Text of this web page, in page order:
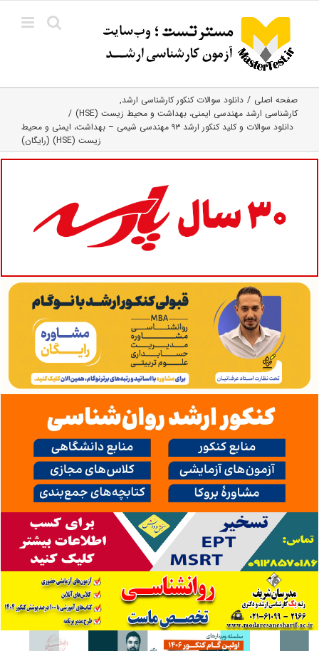
content
صفحه اصلی
دانلود سوالات کنکور کارشناسی ارشد
کارشناسی ارشد مهندسی ایمنی، بهداشت و محیط زیست (HSE)
دانلود سوالات و کلید کنکور ارشد ۹۳ مهندسی شیمی – بهداشت، ایمنی و محیط
زیست (HSE) (رایگان)